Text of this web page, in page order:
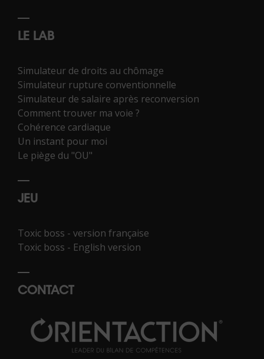
LE LAB
Simulateur de droits au chômage
Simulateur rupture conventionnelle
Simulateur de salaire après reconversion
Comment trouver ma voie ?
Cohérence cardiaque
Un instant pour moi
Le piège du "OU"
JEU
Toxic boss - version française
Toxic boss - English version
CONTACT